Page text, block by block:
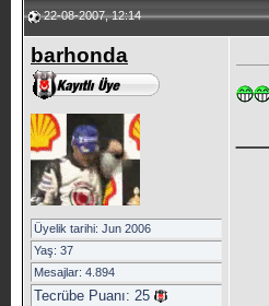
22-08-2007, 12:14
barhonda
Üyelik tarihi: Jun 2006
Yaş: 37
Mesajlar: 4.894
Tecrübe Puanı: 25